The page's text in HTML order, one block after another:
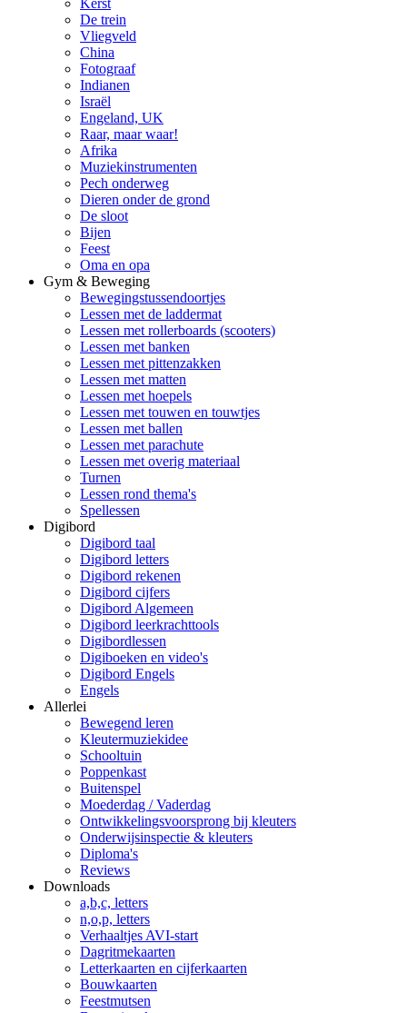
Kerst
De trein
Vliegveld
China
Fotograaf
Indianen
Israël
Engeland, UK
Raar, maar waar!
Afrika
Muziekinstrumenten
Pech onderweg
Dieren onder de grond
De sloot
Bijen
Feest
Oma en opa
Gym & Beweging
Bewegingstussendoortjes
Lessen met de laddermat
Lessen met rollerboards (scooters)
Lessen met banken
Lessen met pittenzakken
Lessen met matten
Lessen met hoepels
Lessen met touwen en touwtjes
Lessen met ballen
Lessen met parachute
Lessen met overig materiaal
Turnen
Lessen rond thema's
Spellessen
Digibord
Digibord taal
Digibord letters
Digibord rekenen
Digibord cijfers
Digibord Algemeen
Digibord leerkrachttools
Digibordlessen
Digiboeken en video's
Digibord Engels
Engels
Allerlei
Bewegend leren
Kleutermuziekidee
Schooltuin
Poppenkast
Buitenspel
Moederdag / Vaderdag
Ontwikkelingsvoorsprong bij kleuters
Onderwijsinspectie & kleuters
Diploma's
Reviews
Downloads
a,b,c, letters
n,o,p, letters
Verhaaltjes AVI-start
Dagritmekaarten
Letterkaarten en cijferkaarten
Bouwkaarten
Feestmutsen